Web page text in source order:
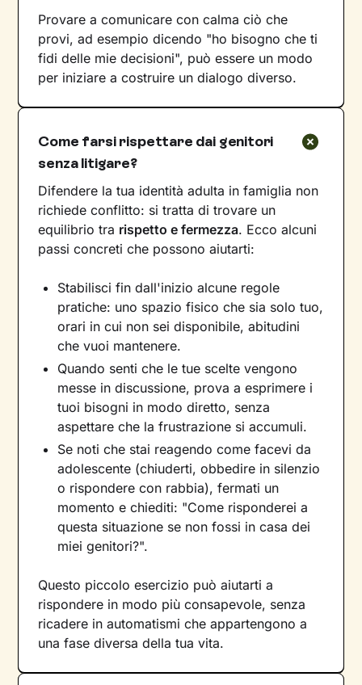
Provare a comunicare con calma ciò che
provi, ad esempio dicendo "ho bisogno che ti
fidi delle mie decisioni", può essere un modo
per iniziare a costruire un dialogo diverso.
Come farsi rispettare dai genitori
senza litigare?
Difendere la tua identità adulta in famiglia non
richiede conflitto: si tratta di trovare un
equilibrio tra rispetto e fermezza. Ecco alcuni
passi concreti che possono aiutarti:
Stabilisci fin dall'inizio alcune regole
pratiche: uno spazio fisico che sia solo tuo,
orari in cui non sei disponibile, abitudini
che vuoi mantenere.
Quando senti che le tue scelte vengono
messe in discussione, prova a esprimere i
tuoi bisogni in modo diretto, senza
aspettare che la frustrazione si accumuli.
Se noti che stai reagendo come facevi da
adolescente (chiuderti, obbedire in silenzio
o rispondere con rabbia), fermati un
momento e chiediti: "Come risponderei a
questa situazione se non fossi in casa dei
miei genitori?".
Questo piccolo esercizio può aiutarti a
rispondere in modo più consapevole, senza
ricadere in automatismi che appartengono a
una fase diversa della tua vita.